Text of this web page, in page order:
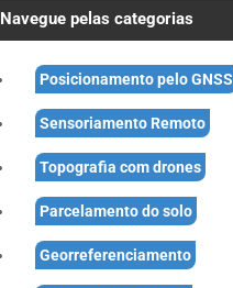
Navegue pelas categorias
Posicionamento pelo GNSS
Sensoriamento Remoto
Topografia com drones
Parcelamento do solo
Georreferenciamento